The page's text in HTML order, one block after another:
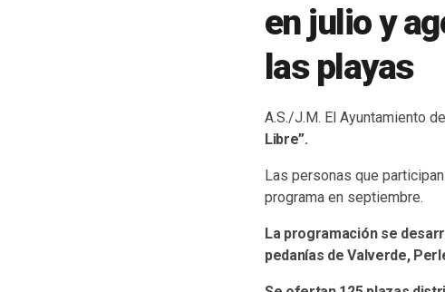
en julio y
las playas
A.S./J.M. El Ayuntamiento
Libre”.
Las personas que
programa en septiembre.
La programación se
pedanías de Valverde,